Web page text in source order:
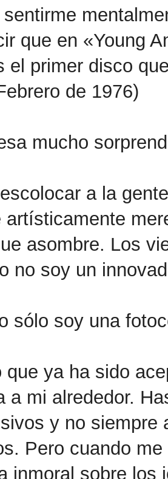
que en «Young
el primer disco
de 1976)
mucho
a la
artísticamente
asombre. Los
no soy un
sólo soy una
que ya ha sido
a mi alrededor.
y no siempre
Pero cuando
inmoral sobre los